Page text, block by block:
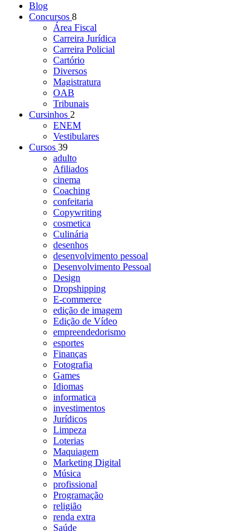
Blog
Concursos 8
Área Fiscal
Carreira Jurídica
Carreira Policial
Cartório
Diversos
Magistratura
OAB
Tribunais
Cursinhos 2
ENEM
Vestibulares
Cursos 39
adulto
Afiliados
cinema
Coaching
confeitaria
Copywriting
cosmetica
Culinária
desenhos
desenvolvimento pessoal
Desenvolvimento Pessoal
Design
Dropshipping
E-commerce
edição de imagem
Edição de Vídeo
empreendedorismo
esportes
Finanças
Fotografia
Games
Idiomas
informatica
investimentos
Jurídicos
Limpeza
Loterias
Maquiagem
Marketing Digital
Música
profissional
Programação
religião
renda extra
Saúde